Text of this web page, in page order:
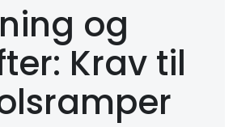
og
Krav til